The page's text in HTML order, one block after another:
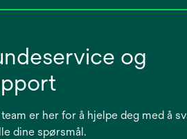
og
er her for å hjelpe deg med å
dine spørsmål.